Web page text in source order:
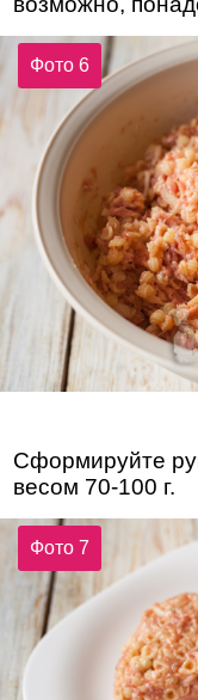
Фото 6
Сформируйте
весом 70-100 г.
Фото 7